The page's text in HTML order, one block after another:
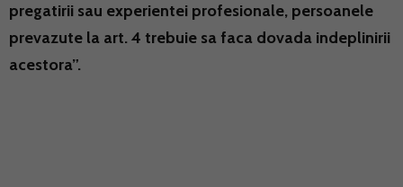
pregatirii sau experientei profesionale, persoanele
prevazute la art. 4 trebuie sa faca dovada indeplinirii
acestora”.